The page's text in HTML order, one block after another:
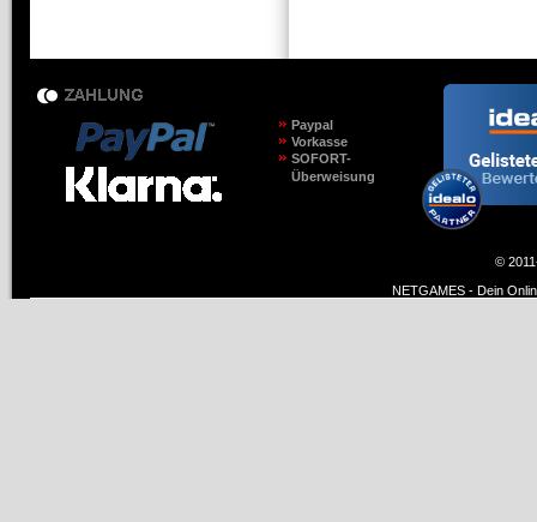
Paypal
Vorkasse
SOFORT-
Überweisung
©
NETGAMES - Dein